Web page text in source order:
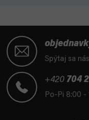
Spýtaj sa
+420 704
Po-Pi 8:00 -